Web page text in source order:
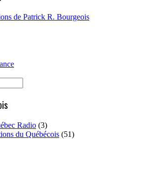
de Patrick R. Bourgeois
Radio (3)
du Québécois (51)